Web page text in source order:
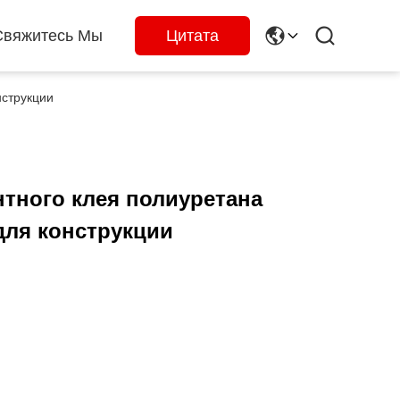
Мы Цитата
клея полиуретана
конструкции